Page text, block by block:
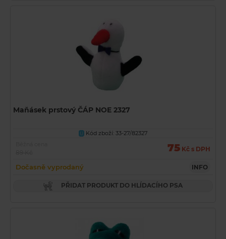
Maňásek prstový ČÁP NOE 2327
U
Kód zboží: 33-27/82327
75 Kč s DPH
Dočasně vyprodaný INFO
PŘIDAT PRODUKT DO HLÍDACÍHO PSA